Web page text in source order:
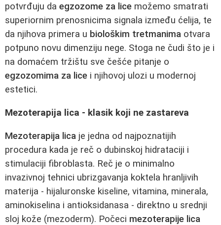
potvrđuju da egzozome za lice možemo smatrati
superiornim prenosnicima signala između ćelija, te
da njihova primera u biološkim tretmanima otvara
potpuno novu dimenziju nege. Stoga ne čudi što je i
na domaćem tržištu sve češće pitanje o
egzozomima za lice i njihovoj ulozi u modernoj
estetici.
Mezoterapija lica - klasik koji ne zastareva
Mezoterapija lica je jedna od najpoznatijih
procedura kada je reč o dubinskoj hidrataciji i
stimulaciji fibroblasta. Reč je o minimalno
invazivnoj tehnici ubrizgavanja koktela hranljivih
materija - hijaluronske kiseline, vitamina, minerala,
aminokiselina i antioksidanasa - direktno u srednji
sloj kože (mezoderm). Počeci mezoterapije lica